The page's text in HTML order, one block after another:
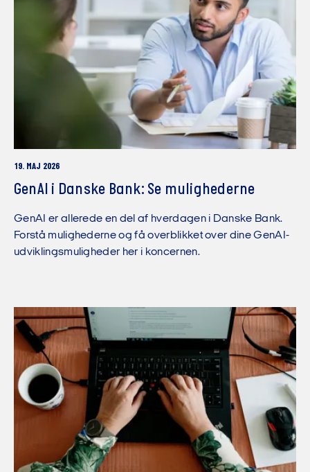
19. MAJ 2026
GenAI i Danske Bank: Se mulighederne
GenAI er allerede en del af hverdagen i Danske Bank.
Forstå mulighederne og få overblikket over dine GenAI-
udviklingsmuligheder her i koncernen.